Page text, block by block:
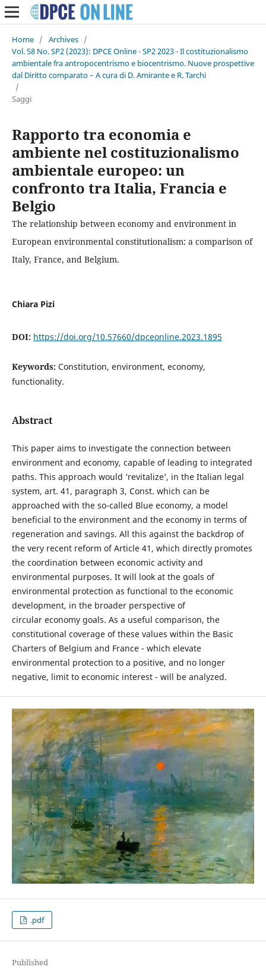
Home / Archives /
Vol. 58 No. SP2 (2023): DPCE Online - SP2 2023 - Il costituzionalismo
ambientale fra antropocentrismo e biocentrismo. Nuove prospettive
dal Diritto comparato – A cura di D. Amirante e R. Tarchi
/
Saggi
Rapporto tra economia e
ambiente nel costituzionalismo
ambientale europeo: un
confronto tra Italia, Francia e
Belgio
The relationship between economy and environment in
European environmental constitutionalism: a comparison of
Italy, France, and Belgium.
Chiara Pizi
DOI: https://doi.org/10.57660/dpceonline.2023.1895
Keywords: Constitution, environment, economy,
functionality.
Abstract
This paper aims to investigate the connection between
environment and economy, capable of leading to integrated
paths. This approach would ‘revitalize’, in the Italian legal
system, art. 41, paragraph 3, Const. which can be
approached with the so-called Blue economy, a model
beneficial to the environment and the economy in terms of
regeneration and savings. All this against the backdrop of
the very recent reform of Article 41, which directly promotes
the coordination between economic activity and
environmental purposes. It will look at the goals of
environmental protection as functional to the economic
development, in the broader perspective of
circular economy goals. As a useful comparison, the
constitutional coverage of these values within the Basic
Charters of Belgium and France - which elevate
environmental protection to a positive, and no longer
negative, limit to economic interest - will be analyzed.
.pdf
Published